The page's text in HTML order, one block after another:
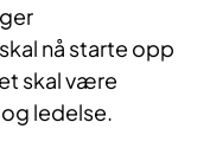
nå starte opp
skal være
ledelse.